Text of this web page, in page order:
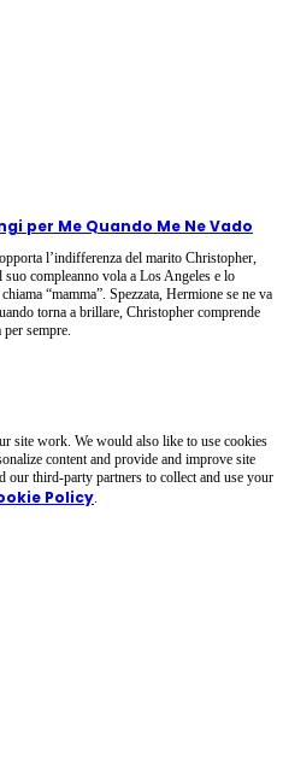
per Me Quando Me Ne Vado
l’indifferenza del marito Christopher,
compleanno vola a Los Angeles e lo
“mamma”. Spezzata, Hermione se ne va
torna a brillare, Christopher comprende
per sempre.
site work. We would also like to use cookies
content and provide and improve site
third-party partners to collect and use your
Policy.